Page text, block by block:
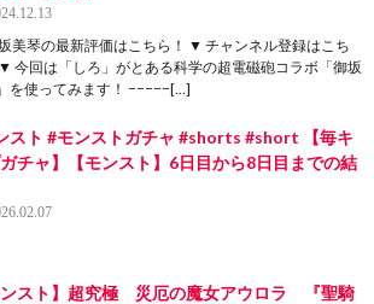
美琴の最新評価はこちら！ ▼ チャンネル登録はこち
今回は「しろ」がとある科学の超電磁砲コラボ「御坂
を使ってみます！ −−−−−[…]
スト #モンストガチャ #shorts #short 【毎キ
チャ】【モンスト】6日目から8日目までの結
ンスト】超究極 災厄の魔女アウロラ 『聖騎